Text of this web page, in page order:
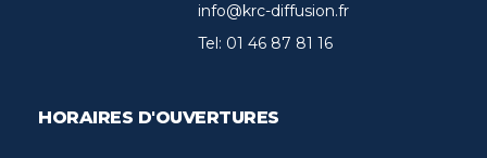
info@krc-diffusion.fr
Tel: 01 46 87 81 16
HORAIRES D'OUVERTURES